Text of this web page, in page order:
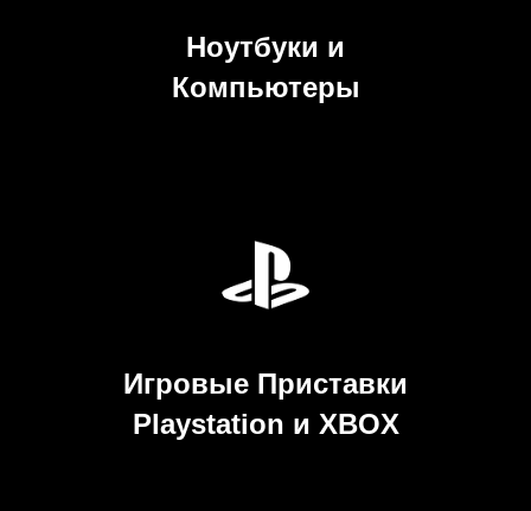
Ноутбуки и
Компьютеры
Игровые Приставки
Playstation и XBOX